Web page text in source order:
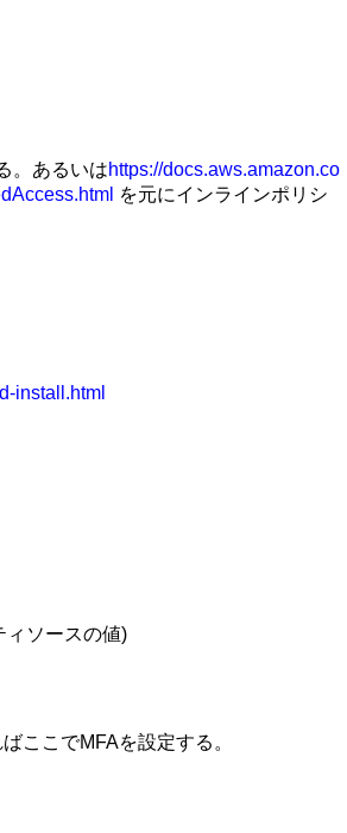
。あるいはhttps://docs.aws.amazon.co
を元にインラインポリシ
install.html
ィソースの値)
ここでMFAを設定する。